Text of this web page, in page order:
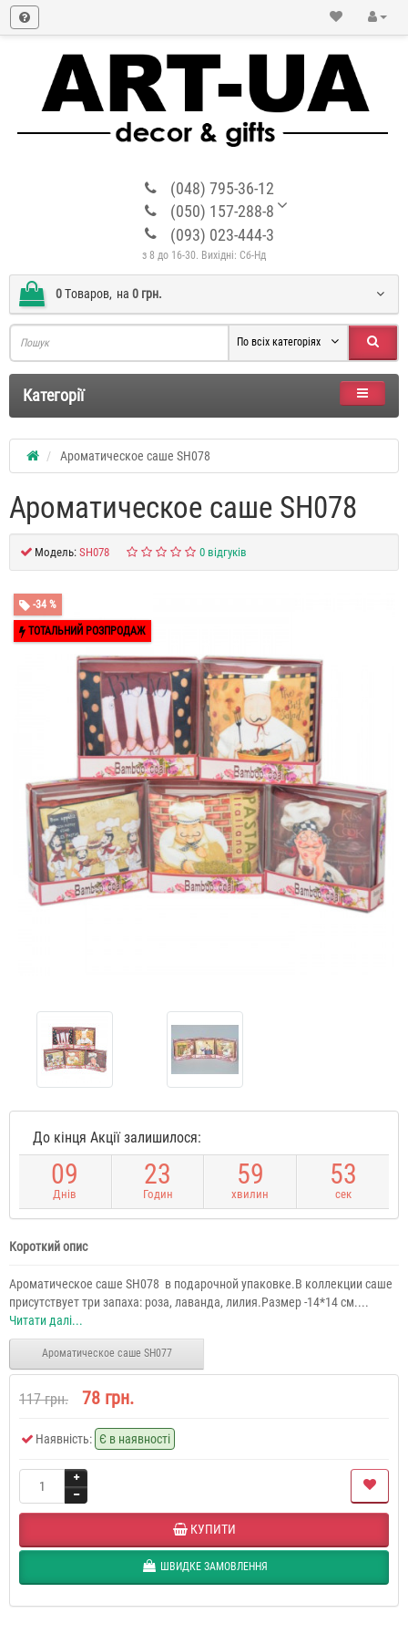
(048) 795-36-12
(050) 157-288-8
(093) 023-444-3
з 8 до 16-30. Вихідні: Сб-Нд
0Tоваров, на 0 грн.
По всіх категоріях
Категорії
Ароматическое саше SH078
Ароматическое саше SH078
Модель: SH078 0 відгуків
-34 %
ТОТАЛЬНИЙ РОЗПРОДАЖ
До кінця Акції залишилося:
09
Днів
23
Годин
59
хвилин
53
сек
Короткий опис
Ароматическое саше SH078 в подарочной упаковке.В коллекции саше
присутствует три запаха: роза, лаванда, лилия.Размер -14*14 см....
Читати далі...
Ароматическое саше SH077
117 грн. 78 грн.
Наявність: Є в наявності
КУПИТИ
ШВИДКЕ ЗАМОВЛЕННЯ